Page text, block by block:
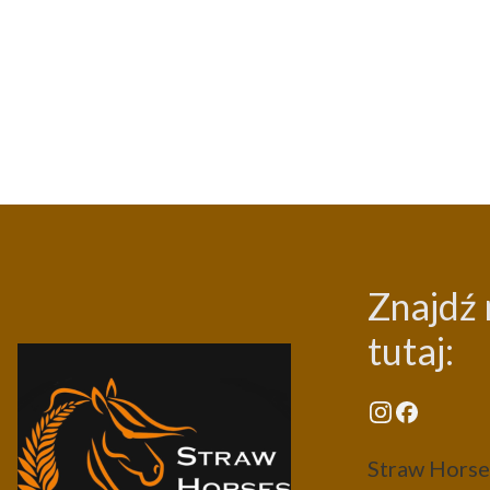
Znajdź
tutaj:
Straw